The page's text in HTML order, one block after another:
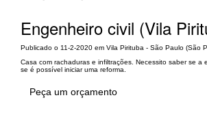
Engenheiro civil (Vila
Publicado o 11-2-2020 em Vila Pirituba - São Paulo (São
Casa com rachaduras e infiltrações. Necessito saber se a
se é possível iniciar uma reforma.
Peça um orçamento